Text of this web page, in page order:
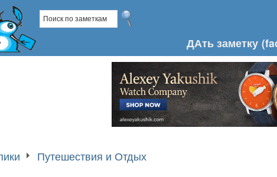
ДАть заметку
Путешествия и Отдых